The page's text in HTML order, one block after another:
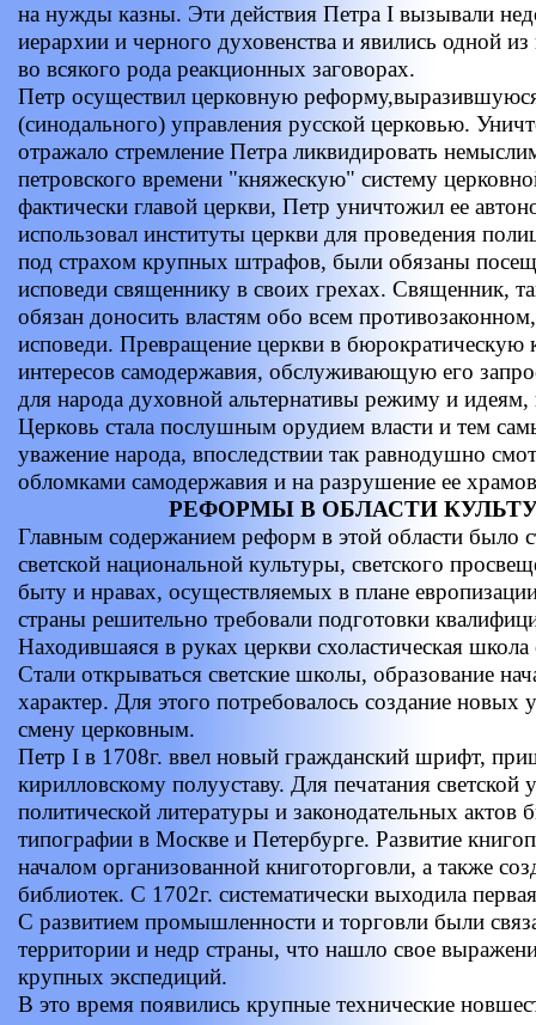
на нужды казны. Эти действия Петра I вызывали
иерархии и черного духовенства и явились одной
во всякого рода реакционных заговорах.
Петр осуществил церковную
(синодального) управления русской церковью.
отражало стремление Петра ликвидировать
петровского времени "княжескую" систему
фактически главой церкви, Петр уничтожил ее
использовал институты церкви для проведения
под страхом крупных штрафов, были обязаны
исповеди священнику в своих грехах. Священник,
обязан доносить властям обо всем
исповеди. Превращение церкви в бюрократическую
интересов самодержавия, обслуживающую его
для народа духовной альтернативы режиму и
Церковь стала послушным орудием власти и тем
уважение народа, впоследствии так равнодушно
обломками самодержавия и на разрушение ее
РЕФОРМЫ В ОБЛАСТИ
Главным содержанием реформ в этой области было
светской национальной культуры, светского
быту и нравах, осуществляемых в плане
страны решительно требовали подготовки
Находившаяся в руках церкви схоластическая школа
Стали открываться светские школы, образование
характер. Для этого потребовалось создание
смену церковным.
Петр I в 1708г. ввел новый гражданский шрифт,
кирилловскому полууставу. Для печатания светской
политической литературы и законодательных актов
типографии в Москве и Петербурге. Развитие
началом организованной книготорговли, а также
библиотек. С 1702г. систематически выходила
С развитием промышленности и торговли были
территории и недр страны, что нашло свое
крупных экспедиций.
В это время появились крупные технические